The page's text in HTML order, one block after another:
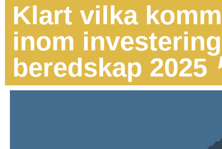
Klart vilka
inom
beredskap 2025